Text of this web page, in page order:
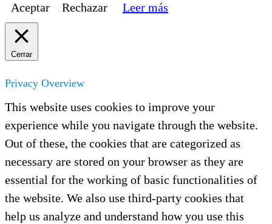
Aceptar
Rechazar Leer más
Cerrar
Privacy Overview
This website uses cookies to improve your
experience while you navigate through the website.
Out of these, the cookies that are categorized as
necessary are stored on your browser as they are
essential for the working of basic functionalities of
the website. We also use third-party cookies that
help us analyze and understand how you use this